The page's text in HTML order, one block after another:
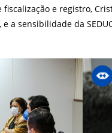
e registro,
e a sensibilidade da